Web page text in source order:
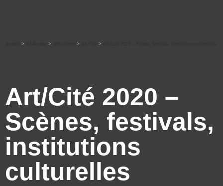
> > > >
Art/Cité 2020 –
Scènes, festivals,
institutions
culturelles